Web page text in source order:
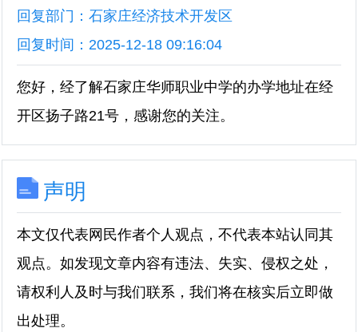
回复部门：石家庄经济技术开发区
回复时间：2025-12-18 09:16:04
您好，经了解石家庄华师职业中学的办学地址在经
开区扬子路21号，感谢您的关注。
声明
本文仅代表网民作者个人观点，不代表本站认同其
观点。如发现文章内容有违法、失实、侵权之处，
请权利人及时与我们联系，我们将在核实后立即做
出处理。